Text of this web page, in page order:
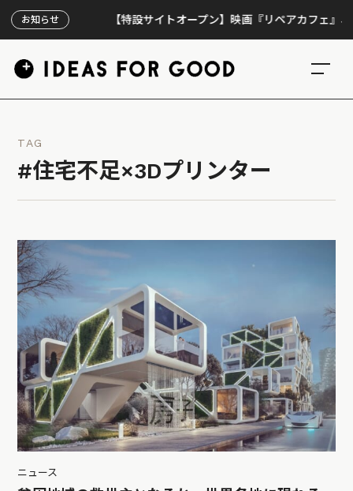
お知らせ 【特設サイトオープン】映画『リペアカフェ』、上映
TAG
#住宅不足×3Dプリンター
ニュース